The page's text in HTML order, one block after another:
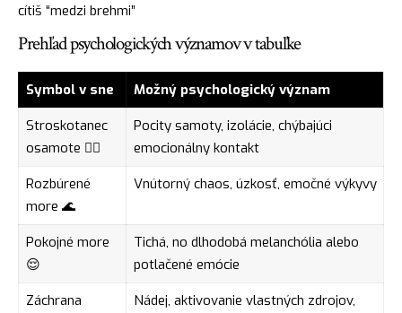
cítiš “medzi brehmi”
Prehľad psychologických významov v tabuľke
Symbol v sne
Možný psychologický význam
Stroskotanec
osamote 🧍‍♂️
Pocity samoty, izolácie, chýbajúci
emocionálny kontakt
Rozbúrené
more 🌊
Vnútorný chaos, úzkosť, emočné výkyvy
Pokojné more
😌
Tichá, no dlhodobá melanchólia alebo
potlačené emócie
Záchrana
Nádej, aktivovanie vlastných zdrojov,